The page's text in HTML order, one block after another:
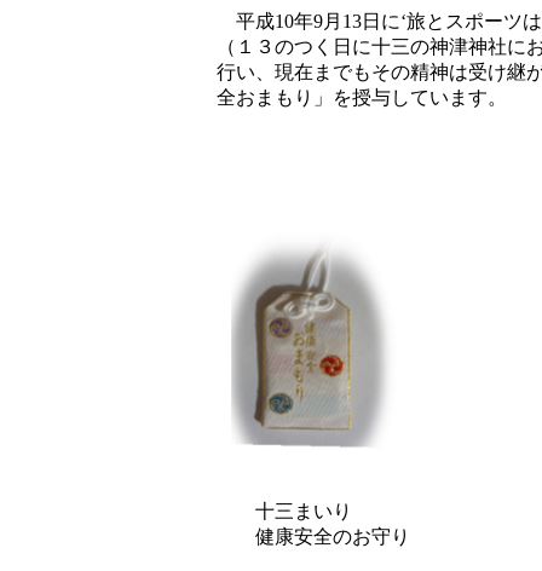
平成10年9月13日に‘旅とスポーツ
（１３のつく日に十三の神津神社
行い、現在までもその精神は受け
全おまもり」を授与しています。
十三まいり
健康安全のお守り